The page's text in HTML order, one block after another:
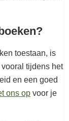
toestaan, is
tijdens het
en een goed
ons op voor je